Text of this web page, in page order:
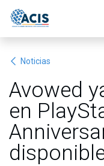
Noticias
Avowed
en